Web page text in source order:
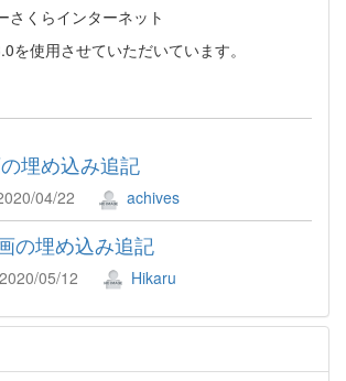
さくらインターネット
を使用させていただいています。
埋め込み追記
04/22 achives
の埋め込み追記
05/12 Hikaru